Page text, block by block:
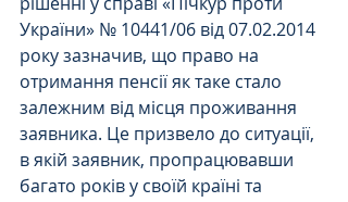
України» № 10441/06 від 07.02.2014
року зазначив, що право на
отримання пенсії як таке стало
залежним від місця проживання
заявника. Це призвело до ситуації,
в якій заявник, пропрацювавши
багато років у своїй країні та